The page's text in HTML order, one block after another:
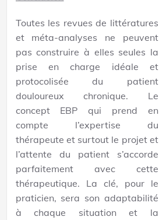
Toutes les revues de littératures
et méta-analyses ne peuvent
pas construire à elles seules la
prise en charge idéale et
protocolisée du patient
douloureux chronique. Le
concept EBP qui prend en
compte l’expertise du
thérapeute et surtout le projet et
l’attente du patient s’accorde
parfaitement avec cette
thérapeutique. La clé, pour le
praticien, sera son adaptabilité
à chaque situation et la